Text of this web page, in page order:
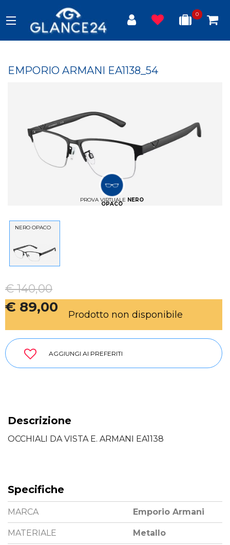
0
EMPORIO ARMANI EA1138_54
PROVA VIRTUALE NERO
OPACO
NERO OPACO
€ 140,00
€ 89,00 Prodotto non disponibile
AGGIUNGI AI PREFERITI
Descrizione
OCCHIALI DA VISTA E. ARMANI EA1138
Specifiche
MARCA Emporio Armani
MATERIALE Metallo